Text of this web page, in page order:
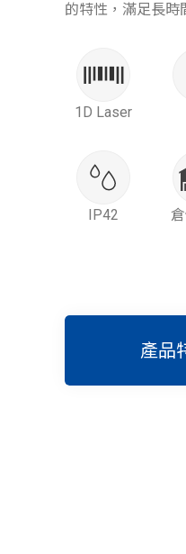
的特性，滿足長時
1D Laser
IP42
產品